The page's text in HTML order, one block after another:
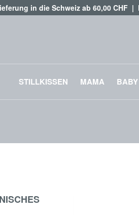
in die Schweiz ab 60,00
STILLKISSEN MAMA